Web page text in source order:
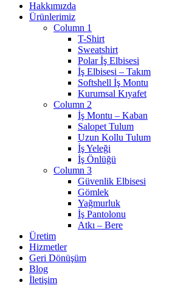
Hakkımızda
Ürünlerimiz
Column 1
T-Shirt
Sweatshirt
Polar İş Elbisesi
İş Elbisesi – Takım
Softshell İş Montu
Kurumsal Kıyafet
Column 2
İş Montu – Kaban
Salopet Tulum
Uzun Kollu Tulum
İş Yeleği
İş Önlüğü
Column 3
Güvenlik Elbisesi
Gömlek
Yağmurluk
İş Pantolonu
Atkı – Bere
Üretim
Hizmetler
Geri Dönüşüm
Blog
İletişim